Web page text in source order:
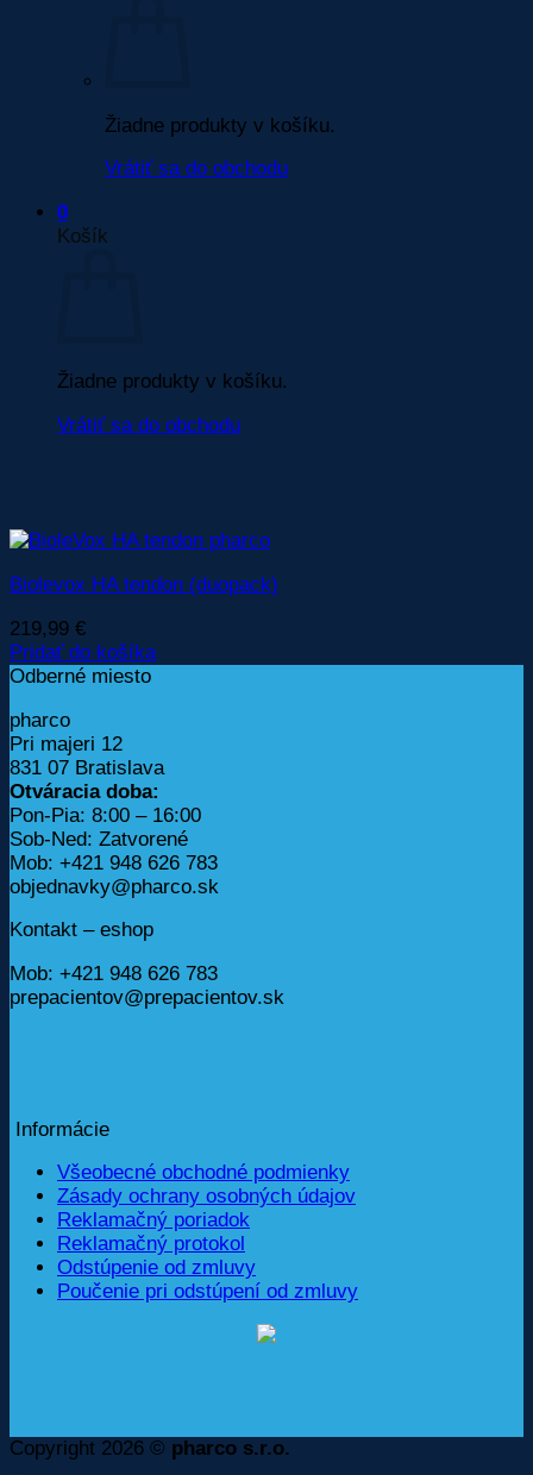
Žiadne produkty v košíku.
Vrátiť sa do obchodu
0
Košík
Žiadne produkty v košíku.
Vrátiť sa do obchodu
Biolevox HA tendon (duopack)
219,99 €
Pridať do košíka
Odberné miesto
pharco
Pri majeri 12
831 07 Bratislava
Otváracia doba:
Pon-Pia: 8:00 – 16:00
Sob-Ned: Zatvorené
Mob: +421 948 626 783
objednavky@pharco.sk
Kontakt – eshop
Mob: +421 948 626 783
prepacientov@prepacientov.sk
Informácie
Všeobecné obchodné podmienky
Zásady ochrany osobných údajov
Reklamačný poriadok
Reklamačný protokol
Odstúpenie od zmluvy
Poučenie pri odstúpení od zmluvy
Copyright 2026 © pharco s.r.o.